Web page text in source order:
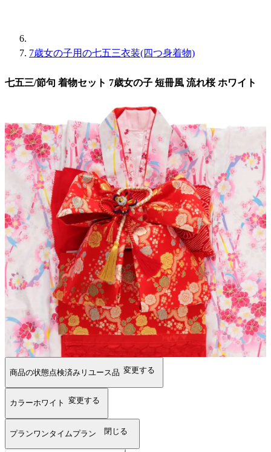
7歳女の子用の七五三衣装(四つ身着物)
七五三/節句 着物セット 7歳女の子 短冊風 流れ桜 ホワイト
商品の状態点検済みリユース品 変更する
カラーホワイト 変更する
プランワンタイムプラン 閉じる